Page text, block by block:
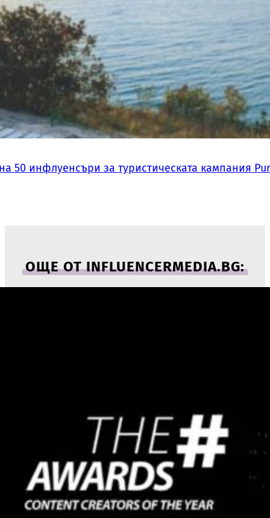
50 инфлуенсъри за туристическата кампания
ОЩЕ ОТ INFLUENCERMEDIA.BG: